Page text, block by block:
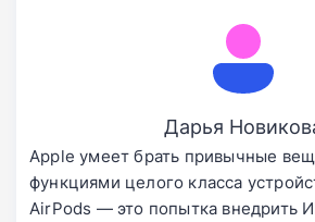
Дарья
Apple умеет брать привычные
функциями целого класса
AirPods — это попытка внедрить